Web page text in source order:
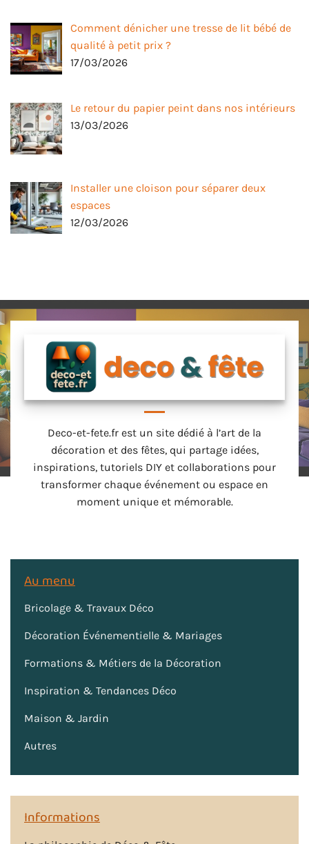
Comment dénicher une tresse de lit bébé de
qualité à petit prix ?
17/03/2026
Le retour du papier peint dans nos intérieurs
13/03/2026
Installer une cloison pour séparer deux
espaces
12/03/2026
Deco-et-fete.fr est un site dédié à l’art de la
décoration et des fêtes, qui partage idées,
inspirations, tutoriels DIY et collaborations pour
transformer chaque événement ou espace en
moment unique et mémorable.
Au menu
Bricolage & Travaux Déco
Décoration Événementielle & Mariages
Formations & Métiers de la Décoration
Inspiration & Tendances Déco
Maison & Jardin
Autres
Informations